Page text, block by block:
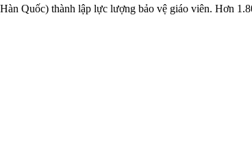
Quốc) thành lập lực lượng bảo vệ giáo viên. Hơn